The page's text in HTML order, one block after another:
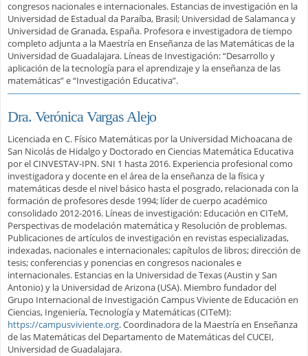
congresos nacionales e internacionales. Estancias de investigación en la
Universidad de Estadual da Paraíba, Brasil; Universidad de Salamanca y
Universidad de Granada, España. Profesora e investigadora de tiempo
completo adjunta a la Maestría en Enseñanza de las Matemáticas de la
Universidad de Guadalajara. Líneas de Investigación: “Desarrollo y
aplicación de la tecnología para el aprendizaje y la enseñanza de las
matemáticas” e “Investigación Educativa”.
Dra. Verónica Vargas Alejo
Licenciada en C. Físico Matemáticas por la Universidad Michoacana de
San Nicolás de Hidalgo y Doctorado en Ciencias Matemática Educativa
por el CINVESTAV-IPN. SNI 1 hasta 2016. Experiencia profesional como
investigadora y docente en el área de la enseñanza de la física y
matemáticas desde el nivel básico hasta el posgrado, relacionada con la
formación de profesores desde 1994; líder de cuerpo académico
consolidado 2012-2016. Líneas de investigación: Educación en CITeM,
Perspectivas de modelación matemática y Resolución de problemas.
Publicaciones de artículos de investigación en revistas especializadas,
indexadas, nacionales e internacionales; capítulos de libros; dirección de
tesis; conferencias y ponencias en congresos nacionales e
internacionales. Estancias en la Universidad de Texas (Austin y San
Antonio) y la Universidad de Arizona (USA). Miembro fundador del
Grupo Internacional de Investigación Campus Viviente de Educación en
Ciencias, Ingeniería, Tecnología y Matemáticas (CITeM):
https://campusviviente.org. Coordinadora de la Maestría en Enseñanza
de las Matemáticas del Departamento de Matemáticas del CUCEI,
Universidad de Guadalajara.